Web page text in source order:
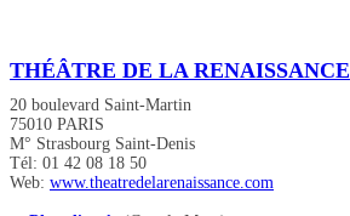
THÉÂTRE DE LA RENAISSANCE
20 boulevard Saint-Martin
75010 PARIS
M° Strasbourg Saint-Denis
Tél: 01 42 08 18 50
Web: www.theatredelarenaissance.com